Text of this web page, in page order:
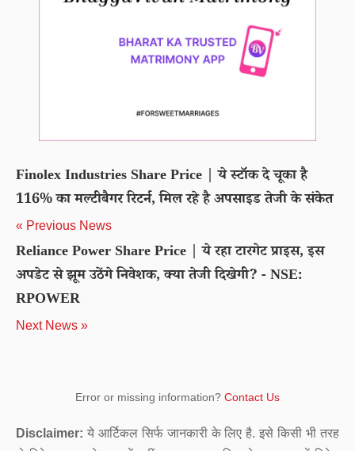
Finolex Industries Share Price | ये स्टॉक दे चूका है
116% का मल्टीबैगर रिटर्न, मिल रहे है अपसाइड तेजी के संकेत
« Previous News
Reliance Power Share Price | ये रहा टारगेट प्राइस, इस
अपडेट से झूम उठेंगे निवेशक, क्या तेजी दिखेगी? - NSE:
RPOWER
Next News »
Error or missing information? Contact Us
Disclaimer: ये आर्टिकल सिर्फ जानकारी के लिए है. इसे किसी भी तरह